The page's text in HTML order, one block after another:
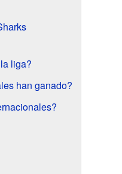
liga?
han ganado?